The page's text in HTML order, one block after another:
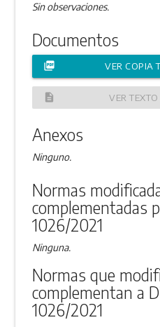
Sin observaciones.
Documentos
picture_as_pdf VER COPIA
description VER
Anexos
Ninguno.
Normas
complementadas
1026/2021
Ninguna.
Normas que
complementan a
1026/2021